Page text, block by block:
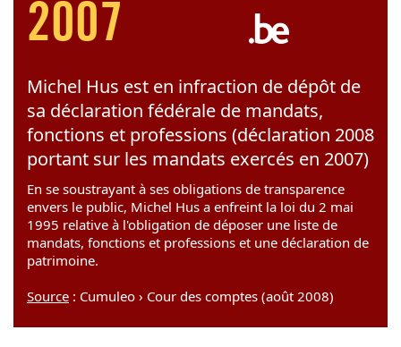
2007
Michel Hus est en infraction de dépôt de
sa déclaration fédérale de mandats,
fonctions et professions (déclaration 2008
portant sur les mandats exercés en 2007)
En se soustrayant à ses obligations de transparence
envers le public, Michel Hus a enfreint la loi du 2 mai
1995 relative à l'obligation de déposer une liste de
mandats, fonctions et professions et une déclaration de
patrimoine.
Source : Cumuleo › Cour des comptes (août 2008)